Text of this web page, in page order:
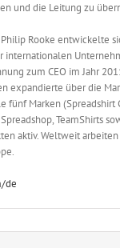
und die Leitung zu
Rooke entwickelte
internationalen
zum CEO im Jahr
expandierte über die
Marken (Spreadshirt
TeamShirts
aktiv. Weltweit
de